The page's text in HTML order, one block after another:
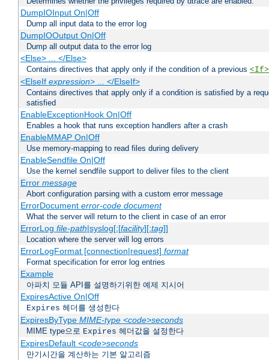
DumpIOInput On|Off
Dump all input data to the error log
DumpIOOutput On|Off
Dump all output data to the error log
<Else> ... </Else>
Contains directives that apply only if the condition of a previous <If>
<ElseIf expression> ... </ElseIf>
Contains directives that apply only if a condition is satisfied by a
satisfied
EnableExceptionHook On|Off
Enables a hook that runs exception handlers after a crash
EnableMMAP On|Off
Use memory-mapping to read files during delivery
EnableSendfile On|Off
Use the kernel sendfile support to deliver files to the client
Error message
Abort configuration parsing with a custom error message
ErrorDocument error-code document
What the server will return to the client in case of an error
ErrorLog file-path|syslog[:[facility][:tag]]
Location where the server will log errors
ErrorLogFormat [connection|request] format
Format specification for error log entries
Example
아파치 모듈 API를 설명하기위한 예제 지시어
ExpiresActive On|Off
Expires 헤더를 생성한다
ExpiresByType MIME-type <code>seconds
MIME type으로 Expires 헤더값을 설정한다
ExpiresDefault <code>seconds
만기시간을 계산하는 기본 알고리즘